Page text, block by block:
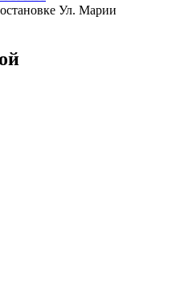
Ул. Марии